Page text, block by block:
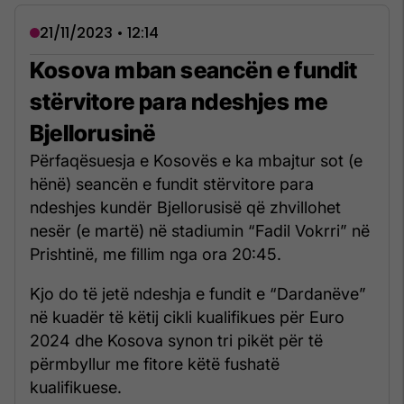
21/11/2023 • 12:14
Kosova mban seancën e fundit
stërvitore para ndeshjes me
Bjellorusinë
Përfaqësuesja e Kosovës e ka mbajtur sot (e
hënë) seancën e fundit stërvitore para
ndeshjes kundër Bjellorusisë që zhvillohet
nesër (e martë) në stadiumin “Fadil Vokrri” në
Prishtinë, me fillim nga ora 20:45.
Kjo do të jetë ndeshja e fundit e “Dardanëve”
në kuadër të këtij cikli kualifikues për Euro
2024 dhe Kosova synon tri pikët për të
përmbyllur me fitore këtë fushatë
kualifikuese.